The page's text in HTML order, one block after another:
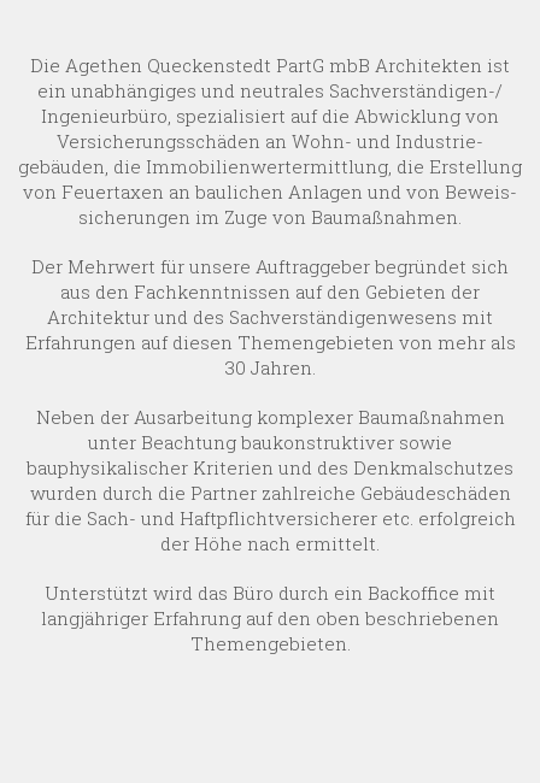
Die Agethen Queckenstedt PartG mbB Architekten ist
ein unabhängiges und neutrales Sachverständigen-/
Ingenieurbüro, spezialisiert auf die Abwicklung von
Versicherungs­schäden an Wohn- und Industrie­
gebäuden, die Immobilien­wert­ermittlung, die Erstellung
von Feuer­taxen an baulichen Anlagen und von Beweis­
sicherungen im Zuge von Baumaßnahmen.
Der Mehrwert für unsere Auftrag­geber begründet sich
aus den Fach­kennt­nissen auf den Gebieten der
Architektur und des Sachverständigen­wesens mit
Erfahrungen auf diesen Themen­gebieten von mehr als
30 Jahren.
Neben der Ausarbeitung komplexer Baumaßnahmen
unter Beachtung bau­konstruk­tiver sowie
bauphysikalischer Kriterien und des Denkmal­schutzes
wurden durch die Partner zahl­reiche Gebäude­schäden
für die Sach- und Haftpflicht­versicherer etc. erfolg­reich
der Höhe nach ermittelt.
Unterstützt wird das Büro durch ein Backoffice mit
langjähriger Erfahrung auf den oben beschriebenen
Themengebieten.